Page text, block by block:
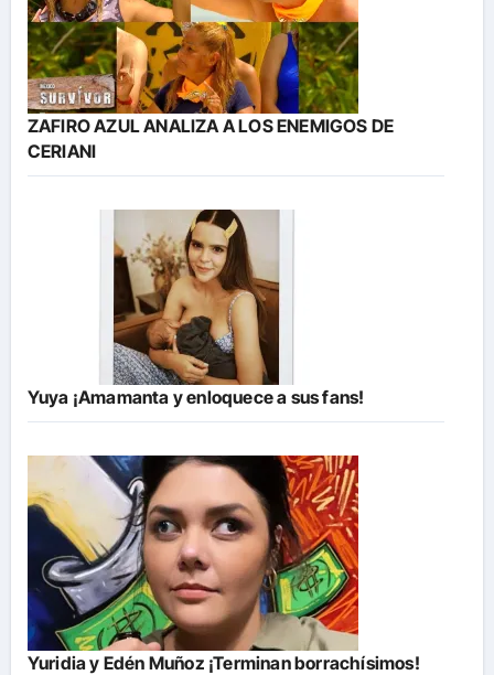
ZAFIRO AZUL ANALIZA A LOS ENEMIGOS DE
CERIANI
Yuya ¡Amamanta y enloquece a sus fans!
Yuridia y Edén Muñoz ¡Terminan borrachísimos!